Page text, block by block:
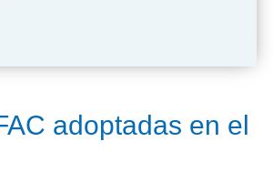
adoptadas en el